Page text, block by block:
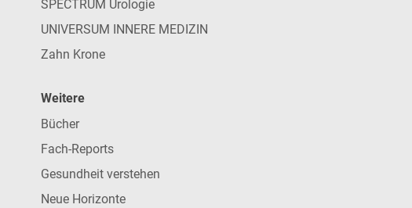
SPECTRUM Urologie
UNIVERSUM INNERE MEDIZIN
Zahn Krone
Weitere
Bücher
Fach-Reports
Gesundheit verstehen
Neue Horizonte